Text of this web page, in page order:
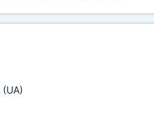
(UA)